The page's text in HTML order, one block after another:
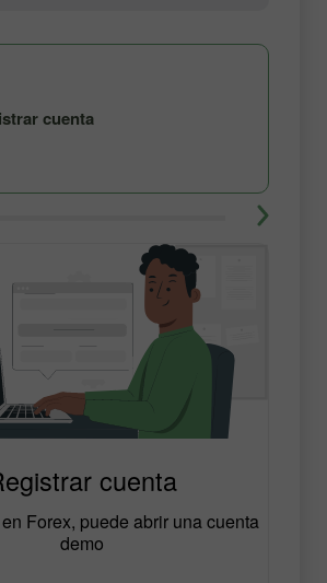
cuenta
cuenta
Forex, puede abrir una cuenta
demo